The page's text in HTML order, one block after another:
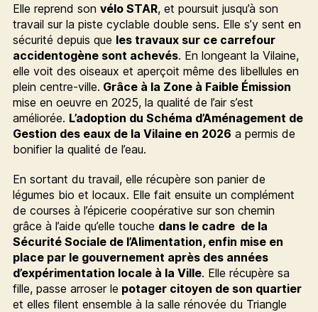
Elle reprend son vélo STAR, et poursuit jusqu’à son
travail sur la piste cyclable double sens. Elle s’y sent en
sécurité depuis que les travaux sur ce carrefour
accidentogène sont achevés. En longeant la Vilaine,
elle voit des oiseaux et aperçoit même des libellules en
plein centre-ville. Grâce à la Zone à Faible Émission
mise en oeuvre en 2025, la qualité de l’air s’est
améliorée. L’adoption du Schéma d’Aménagement de
Gestion des eaux de la Vilaine en 2026 a permis de
bonifier la qualité de l’eau.
En sortant du travail, elle récupère son panier de
légumes bio et locaux. Elle fait ensuite un complément
de courses à l’épicerie coopérative sur son chemin
grâce à l’aide qu’elle touche dans le cadre de la
Sécurité Sociale de l’Alimentation, enfin mise en
place par le gouvernement après des années
d’expérimentation locale à la Ville. Elle récupère sa
fille, passe arroser le potager citoyen de son quartier
et elles filent ensemble à la salle rénovée du Triangle